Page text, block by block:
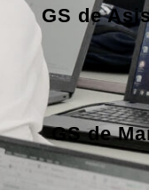
GS de
GS de